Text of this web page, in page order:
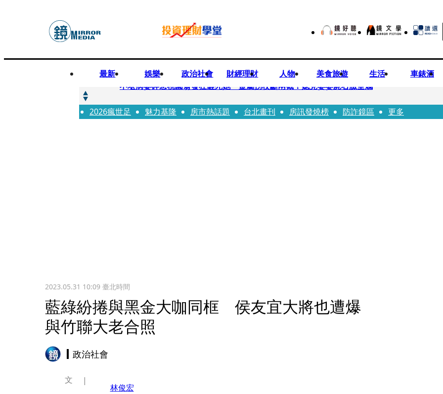
最新 娛樂 政治社會 財經理財 人物 美食旅遊 生活 車錶酒
快訊
不堪病妻碎念桃園翁發狂砸死她 金屬拐杖斷兩截！媳見婆婆屍右臉全爛
快訊
廖峻中風前妻「父親節餵飯照顧」 兒曬溫馨背影感慨：不計前嫌的真愛
2026瘋世足 魅力基隆 房市熱話題 台北畫刊 房訊發燒榜 防詐鏡區 更多
2023.05.31 10:09臺北時間
藍綠紛捲與黑金大咖同框 侯友宜大將也遭爆
與竹聯大老合照
政治社會
文
林俊宏